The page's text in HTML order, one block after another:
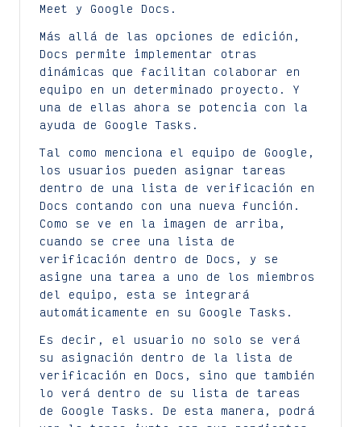
Meet y Google Docs.
Más allá de las opciones de edición,
Docs permite implementar otras
dinámicas que facilitan colaborar en
equipo en un determinado proyecto. Y
una de ellas ahora se potencia con la
ayuda de Google Tasks.
Tal como menciona el equipo de Google,
los usuarios pueden asignar tareas
dentro de una lista de verificación en
Docs contando con una nueva función.
Como se ve en la imagen de arriba,
cuando se cree una lista de
verificación dentro de Docs, y se
asigne una tarea a uno de los miembros
del equipo, esta se integrará
automáticamente en su Google Tasks.
Es decir, el usuario no solo se verá
su asignación dentro de la lista de
verificación en Docs, sino que también
lo verá dentro de su lista de tareas
de Google Tasks. De esta manera, podrá